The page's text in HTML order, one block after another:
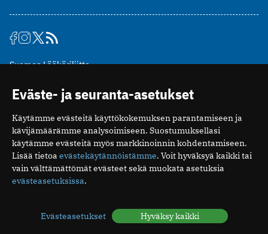
Suomen Lääkäriliitto
00510 Helsinki
puh. (09) 393 091
toimitus@potilaanlaakarilehti.fi
ISSN 2323-9476
Eväste- ja seuranta-asetukset
Käytämme evästeitä käyttökokemuksen parantamiseen ja
kävijämäärämme analysoimiseen. Suostumuksellasi
käytämme evästeitä myös markkinoinnin kohdentamiseen.
Lisää tietoa evästekäytännöistämme. Voit hyväksyä kaikki tai
vain välttämättömät evästeet sekä muokata asetuksia
evästeasetuksissa.
Evästeasetukset Hyväksy kaikki